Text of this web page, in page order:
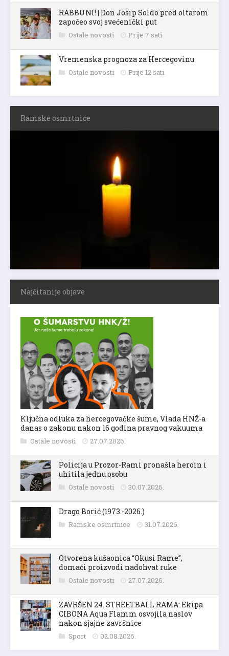
RABBUNI! | Don Josip Soldo pred oltarom
započeo svoj svećenički put
Ostale novosti Prije 7 sati
Vremenska prognoza za Hercegovinu
Ostale novosti Prije 12 sati
Ramske osmrtnice
Najčitanije objave
Ključna odluka za hercegovačke šume, Vlada HNŽ-a
danas o zakonu nakon 16 godina pravnog vakuuma
Ostale novosti 27.07.2026.
Policija u Prozor-Rami pronašla heroin i
uhitila jednu osobu
Ostale novosti 30.07.2026.
Drago Borić (1973.-2026.)
Ramske osmrtnice 31.07.2026.
Otvorena kušaonica “Okusi Rame”,
domaći proizvodi nadohvat ruke
Ostale novosti 27.07.2026.
ZAVRŠEN 24. STREETBALL RAMA: Ekipa
CIBONA Aqua Flamm osvojila naslov
nakon sjajne završnice
Sport 02.08.2026.